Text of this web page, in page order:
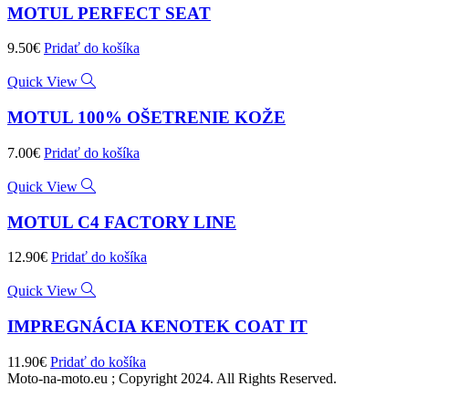
MOTUL PERFECT SEAT
9.50€ Pridať do košíka
Quick View
MOTUL 100% OŠETRENIE KOŽE
7.00€ Pridať do košíka
Quick View
MOTUL C4 FACTORY LINE
12.90€ Pridať do košíka
Quick View
IMPREGNÁCIA KENOTEK COAT IT
11.90€ Pridať do košíka
Moto-na-moto.eu ; Copyright 2024. All Rights Reserved.